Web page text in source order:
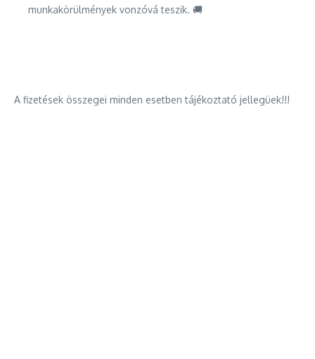
munkakörülmények vonzóvá teszik. 🚚
A fizetések összegei minden esetben tájékoztató jellegüek!!!